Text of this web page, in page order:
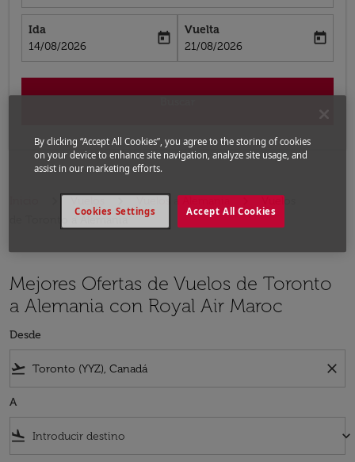
Ida
fc-booking-departure-date-aria-label
14/08/2026
today
Vuelta
fc-booking-return-date-aria-label
21/08/2026
today
Vuelos a Alemania
Vuelos
Mejores Ofertas de Vuelos de Toronto
a Alemania con Royal Air Maroc
Desde
flight_takeoff close
A
flight_land keyboard_arrow_down
By clicking “Accept All Cookies”, you agree to the storing of cookies
on your device to enhance site navigation, analyze site usage, and
assist in our marketing efforts.
Accept All Cookies
Cookies Settings